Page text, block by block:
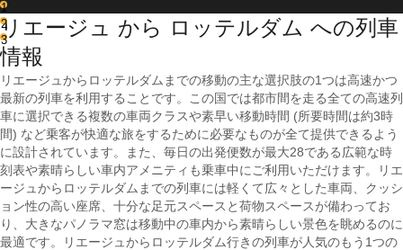
1
2
3
リエージュ から ロッテルダム への列車
情報
リエージュからロッテルダムまでの移動の主な選択肢の1つは高速かつ
最新の列車を利用することです。この国では都市間を走る全ての高速列
車に選択できる複数の車両クラスや素早い移動時間 (所要時間は約3時
間) など乗客が快適な旅をするために必要なものが全て提供できるよう
に設計されています。また、毎日の出発便数が最大28である広範な時
刻表や素晴らしい車内アメニティも乗車中にご利用いただけます。リエ
ージュからロッテルダムまでの列車には軽くて広々とした車両、クッシ
ョン性の高い座席、十分な足元スペースと荷物スペースが備わってお
り、大きなパノラマ窓は移動中の車内から素晴らしい景色を眺めるのに
最適です。リエージュからロッテルダム行きの列車が人気のもう1つの